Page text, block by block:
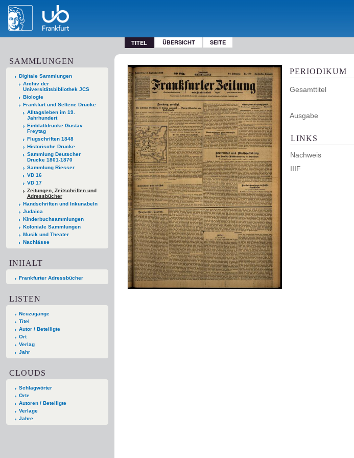
TITEL ÜBERSICHT SEITE
SAMMLUNGEN
Digitale Sammlungen
Archiv der
Universitätsbibliothek JCS
Biologie
Frankfurt und Seltene Drucke
Alltagsleben im 19.
Jahrhundert
Einblattdrucke Gustav
Freytag
Flugschriften 1848
Historische Drucke
Sammlung Deutscher
Drucke 1801-1870
Sammlung Riesser
VD 16
VD 17
Zeitungen, Zeitschriften und
Adressbücher
Handschriften und Inkunabeln
Judaica
Kinderbuchsammlungen
Koloniale Sammlungen
Musik und Theater
Nachlässe
INHALT
Frankfurter Adressbücher
LISTEN
Neuzugänge
Titel
Autor / Beteiligte
Ort
Verlag
Jahr
CLOUDS
Schlagwörter
Orte
Autoren / Beteiligte
Verlage
Jahre
PERIODIKUM
Gesamttitel
Ausgabe
LINKS
Nachweis
IIIF